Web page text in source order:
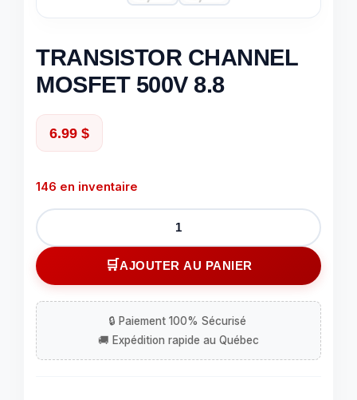
TRANSISTOR CHANNEL
MOSFET 500V 8.8
6.99 $
146 en inventaire
quantité
de
TRANSISTOR
CHANNEL
500V
8.8
AJOUTER AU PANIER